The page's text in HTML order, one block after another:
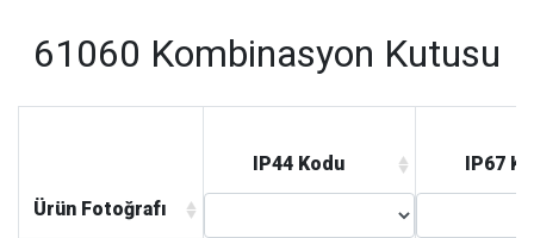
61060 Kombinasyon Kutusu
Ürün Fotoğrafı
IP44 Kodu IP67